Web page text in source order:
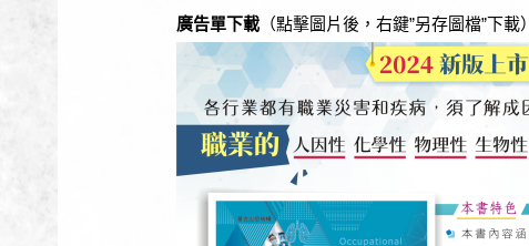
廣告單下載 （點擊圖片後，右鍵”另存圖檔”下載）